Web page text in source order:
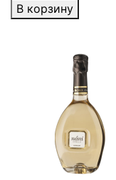
В корзину